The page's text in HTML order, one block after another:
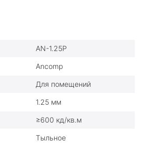
AN-1.25P
Ancomp
Для помещений
1.25 мм
≥600 кд/кв.м
Тыльное